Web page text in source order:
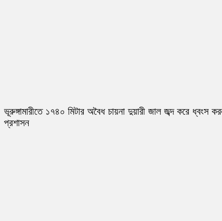
ভূরুঙ্গামারীতে ১৭৪০ মিটার অবৈধ চায়না দুয়ারী জাল জব্দ করে ধ্বংস
প্রশাসন